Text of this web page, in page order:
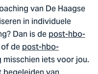
van De Haagse
in individuele
Dan is depost-hbo-
of depost-hbo-
misschien iets voor jou.